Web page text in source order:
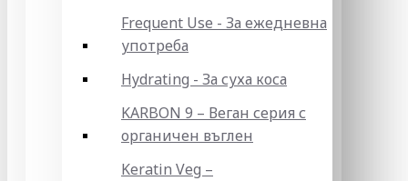
Frequent Use - За ежедневна
употреба
Hydrating - За суха коса
KARBON 9 – Веган серия с
органичен въглен
Keratin Veg –